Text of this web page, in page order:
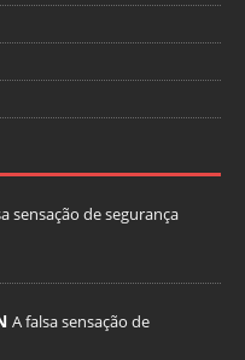
sensação de segurança
A falsa sensação de